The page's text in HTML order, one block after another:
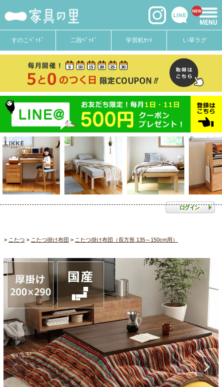
すのこﾍﾞｯﾄﾞ 二段ﾍﾞｯﾄﾞ 学習机ｾｯﾄ い草ラグ
こたつ こたつ掛け布団 こたつ掛け布団（長方形 135～150cm用）